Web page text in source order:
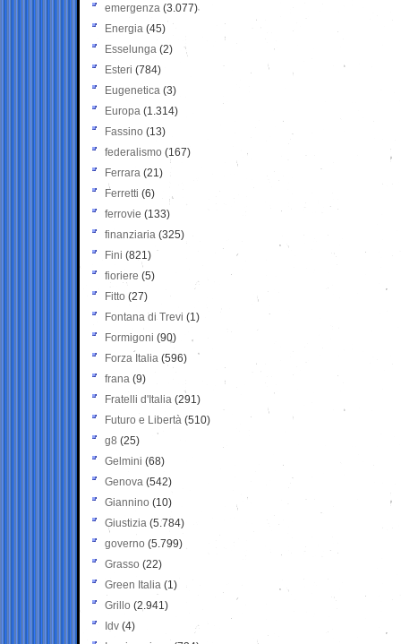
emergenza (3.077)
Energia (45)
Esselunga (2)
Esteri (784)
Eugenetica (3)
Europa (1.314)
Fassino (13)
federalismo (167)
Ferrara (21)
Ferretti (6)
ferrovie (133)
finanziaria (325)
Fini (821)
fioriere (5)
Fitto (27)
Fontana di Trevi (1)
Formigoni (90)
Forza Italia (596)
frana (9)
Fratelli d'Italia (291)
Futuro e Libertà (510)
g8 (25)
Gelmini (68)
Genova (542)
Giannino (10)
Giustizia (5.784)
governo (5.799)
Grasso (22)
Green Italia (1)
Grillo (2.941)
Idv (4)